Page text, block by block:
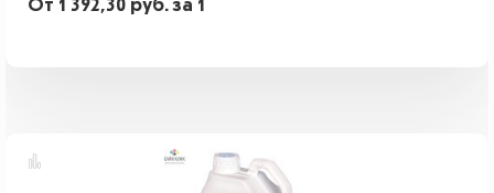
От 1 392,30 руб.за 1